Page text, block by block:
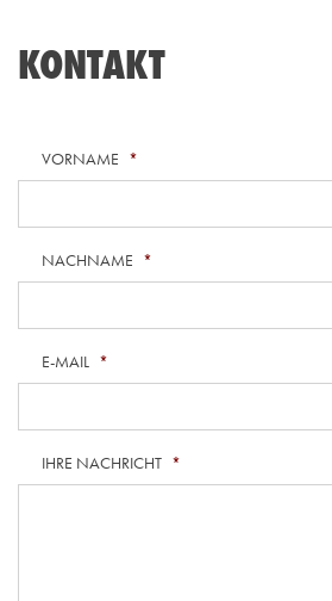
KONTAKT
VORNAME *
NACHNAME *
E-MAIL *
IHRE NACHRICHT *